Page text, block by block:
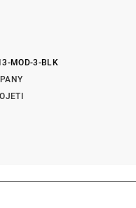
MOD-3-BLK